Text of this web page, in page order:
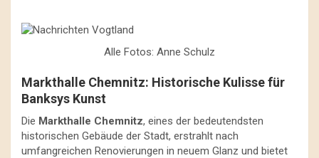
Alle Fotos: Anne Schulz
Markthalle Chemnitz: Historische Kulisse für
Banksys Kunst
Die Markthalle Chemnitz, eines der bedeutendsten
historischen Gebäude der Stadt, erstrahlt nach
umfangreichen Renovierungen in neuem Glanz und bietet